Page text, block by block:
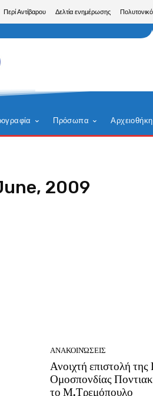
Περί Αντίβαρου Δελτία ενημέρωσης Πολυτονικό
Πρόσωπα Αρχειοθήκη
2009
ΑΝΑΚΟΙΝΏΣΕΙΣ
Ανοιχτή επιστολή
Ομοσπονδίας
το Μ.Τρεμόπουλο